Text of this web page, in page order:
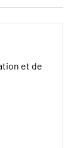
et de